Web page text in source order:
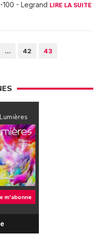
100 - Legrand LIRE LA SUITE
… 42 43
Lumières
m'abonne